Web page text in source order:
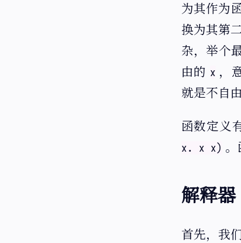
为其作为
换为其第
杂，举个
由的 x ，
就是不自
函数定义
x. x x) 。
解释器
首先，我